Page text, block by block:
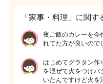
「家事・料理」に関す
夜ご飯のカレーを今
れてた方が良いので
はじめてグラタン作
を混ぜて火をつけバ
いたんですけど火